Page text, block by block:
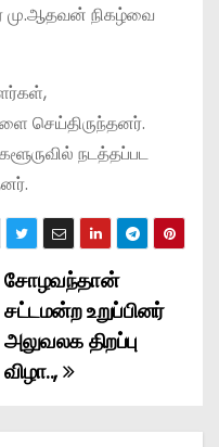
மு.ஆதவன் நிகழ்வை
செய்திருந்தனர்.
நடத்தப்பட
சோழவந்தான்
சட்டமன்ற உறுப்பினர்
அலுவலக திறப்பு
விழா..,